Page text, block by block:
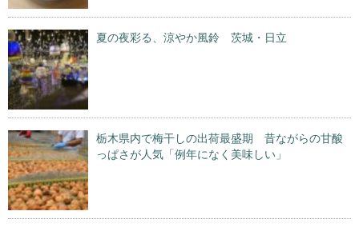
夏の夜彩る、涼やか風鈴 茨城・日立
栃木県内で梅干しの出荷最盛期 昔ながらの甘酸
っぱさが人気「例年になく美味しい」